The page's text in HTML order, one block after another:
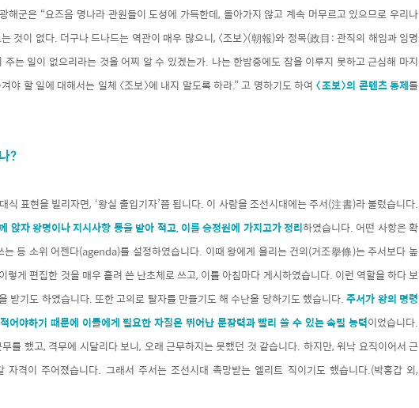
군은 “요즈음 명나라 관원들이 도성에 가득한데, 돌아가지 않고 계속 머무르고 있으므로 우리나
것이 없다. 더구나 드나드는 역관이 매우 많으니, 〈조보〉(朝報)와 정목(政目: 관직의 해임과 임명
는 일이 없으리라는 것을 어찌 알 수 있겠는가. 나는 한밤중에도 잠을 이루지 못하고 근심해 마지
야 할 일에 대해서는 일체 〈조보〉에 내지 말도록 하라.” 고 명하기도 하여 〈조보〉의 콘텐츠 통제를
?
식 표현을 빌리자면, ‘왕실 출입기자’쯤 됩니다. 이 사람을 조선시대에는 주서(注書)라 불렀습니다.
앉자왕명이나 지시사항 등을 받아 적고, 이를 승정원에 가지고가 정리하였습니다. 어떤 사항은 확
는 등 소위 어젠다(agenda)를 설정하였습니다. 이때 왕에게 올리는 건의(거조擧條)는 주서보다 높
렇게 편집한 것을 매우 흘려 쓴 난초체로 쓰고, 이를 아침마다 게시하였습니다. 이런 역할을 하다 보
받기도 하였습니다. 또한 고의로 탈자를 만들기도 해 수난을 당하기도 했습니다.주서가 왕의 명령
어야하기 때문에 이들에게 필요한 자질은 뛰어난 문장력과 빨리 쓸 수 있는 속필 능력이었습니다.
를 했고, 격무에 시달리다 보니, 오래 근무하지는 못했던 것 같습니다. 하지만, 워낙 요직이어서 근
자격이 주어졌습니다. 그래서 주서는 조선시대 촉망받는 엘리트 직이기도 했습니다.(박홍갑 외,